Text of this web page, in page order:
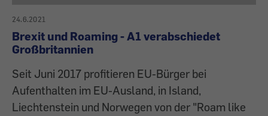
24.6.2021
Brexit und Roaming - A1 verabschiedet
Großbritannien
Seit Juni 2017 profitieren EU-Bürger bei
Aufenthalten im EU-Ausland, in Island,
Liechtenstein und Norwegen von der "Roam like